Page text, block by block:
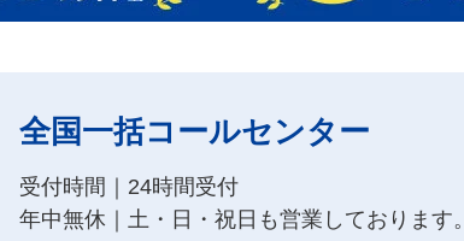
全国一括コールセンター
受付時間｜24時間受付
年中無休｜土・日・祝日も営業しております。